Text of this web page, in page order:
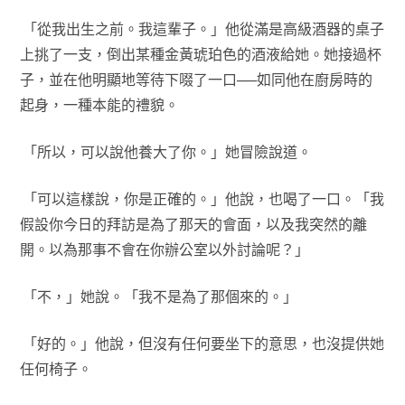
「從我出生之前。我這輩子。」他從滿是高級酒器的桌子
上挑了一支，倒出某種金黃琥珀色的酒液給她。她接過杯
子，並在他明顯地等待下啜了一口──如同他在廚房時的
起身，一種本能的禮貌。
「所以，可以說他養大了你。」她冒險說道。
「可以這樣說，你是正確的。」他說，也喝了一口。「我
假設你今日的拜訪是為了那天的會面，以及我突然的離
開。以為那事不會在你辦公室以外討論呢？」
「不，」她說。「我不是為了那個來的。」
「好的。」他說，但沒有任何要坐下的意思，也沒提供她
任何椅子。